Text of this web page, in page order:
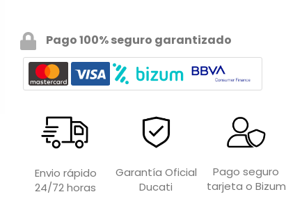
Pago 100% seguro garantizado
Envio rápido
24/72 horas
Garantía Oficial
Ducati
Pago seguro
tarjeta o Bizum